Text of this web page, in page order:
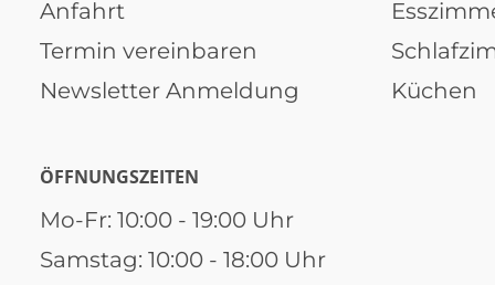
Anfahrt
Termin vereinbaren
Newsletter Anmeldung
Küchen
ÖFFNUNGSZEITEN
Mo-Fr: 10:00 - 19:00 Uhr
Samstag: 10:00 - 18:00 Uhr